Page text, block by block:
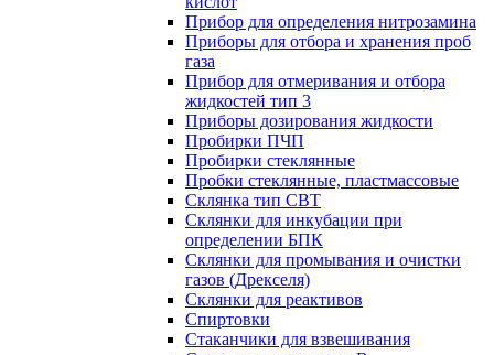
Прибор для определения нитрозамина
Приборы для отбора и хранения проб
газа
Прибор для отмеривания и отбора
жидкостей тип 3
Приборы дозирования жидкости
Пробирки ПЧП
Пробирки стеклянные
Пробки стеклянные, пластмассовые
Склянка тип СВТ
Склянки для инкубации при
определении БПК
Склянки для промывания и очистки
газов (Дрекселя)
Склянки для реактивов
Спиртовки
Стаканчики для взвешивания